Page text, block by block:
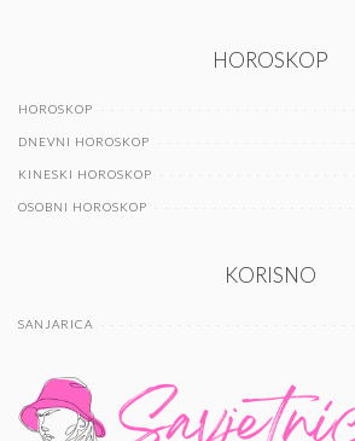
HOROSKOP
HOROSKOP
DNEVNI HOROSKOP
KINESKI HOROSKOP
OSOBNI HOROSKOP
KORISNO
SANJARICA